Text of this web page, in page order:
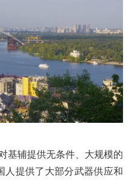
基辅提供无条件、大规模的
人提供了大部分武器供应和